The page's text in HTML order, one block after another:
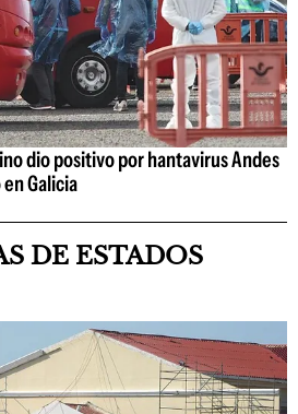
dio positivo por hantavirus Andes
Galicia
DE ESTADOS